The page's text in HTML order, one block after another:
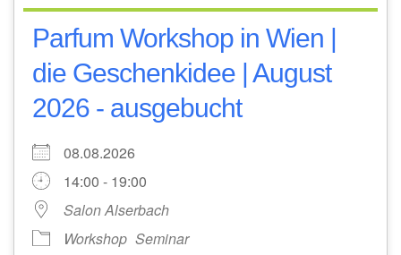
Parfum Workshop in Wien |
die Geschenkidee | August
2026 - ausgebucht
08.08.2026
14:00 - 19:00
Salon Alserbach
Workshop Seminar